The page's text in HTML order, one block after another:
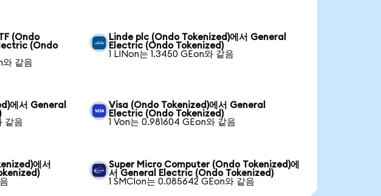
(Ondo
(Ondo
와 같음
Linde plc (Ondo Tokenized)에서 General
Electric (Ondo Tokenized)
1 LINon는 1.3450 GEon와 같음
에서 General
같음
Visa (Ondo Tokenized)에서 General
Electric (Ondo Tokenized)
1 Von는 0.981604 GEon와 같음
에서
Super Micro Computer (Ondo Tokenized)에
서 General Electric (Ondo Tokenized)
1 SMCIon는 0.085642 GEon와 같음